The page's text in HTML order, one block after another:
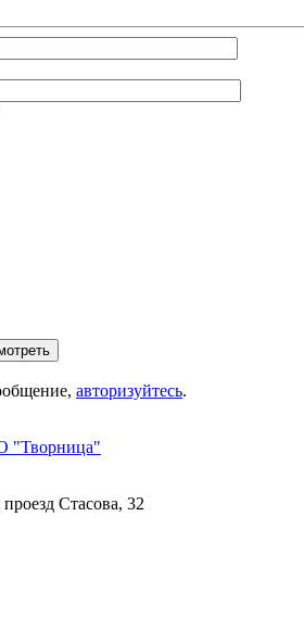
авторизуйтесь.
"Творница"
Стасова, 32